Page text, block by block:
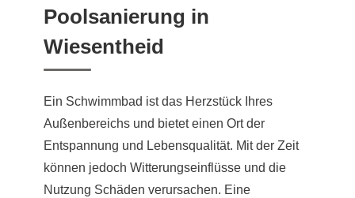
Poolsanierung in
Wiesentheid
Ein Schwimmbad ist das Herzstück Ihres
Außenbereichs und bietet einen Ort der
Entspannung und Lebensqualität. Mit der Zeit
können jedoch Witterungseinflüsse und die
Nutzung Schäden verursachen. Eine